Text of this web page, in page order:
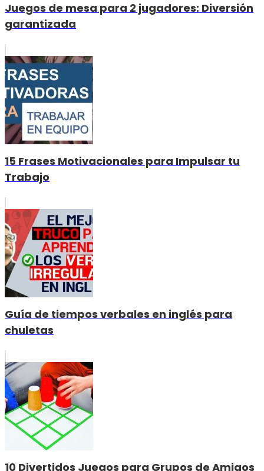
Juegos de mesa para 2 jugadores: Diversión
garantizada
15 Frases Motivacionales para Impulsar tu
Trabajo
Guía de tiempos verbales en inglés para
chuletas
10 Divertidos Juegos para Grupos de Amigos